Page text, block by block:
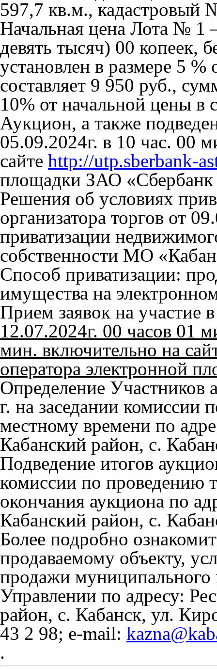
597,7 кв.м., кадастровый
Начальная цена Лота № 1
девять тысяч) 00 копеек,
установлен в размере 5
составляет 9 950 руб.,
10% от начальной цены в
Аукцион, а также
05.09.2024г. в 10 час. 00
сайте http://utp.sberbank-
площадки ЗАО
Решения об условиях
организатора торгов от
приватизации
собственности МО
Способ приватизации:
имущества на
Прием заявок на участие
12.07.2024г. 00 часов 01
мин. включительно на
оператора электронной
Определение Участников
г. на заседании комиссии
местному времени по
Кабанский район, с.
Подведение итогов
комиссии по проведению
окончания аукциона по
Кабанский район, с.
Более подробно
продаваемому объекту,
продажи
Управлении по адресу:
район, с. Кабанск, ул.
43 2 98; e-mail:
.